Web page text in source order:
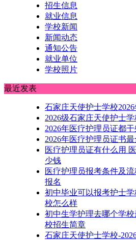
招生信息
就业信息
学校新闻
新闻动态
通知公告
就业单位
学校照片
最近发表
石家庄天使护士学校
2026级石家庄天使护士
2026年医疗护理员证都
2026年医疗护理员证书
医疗护理员证有什么用
少钱
医疗护理员报考条件及
报名
初中毕业可以报考护士
校怎么样
初中生学护理去哪个学
校招生简章
石家庄天使护士学校-